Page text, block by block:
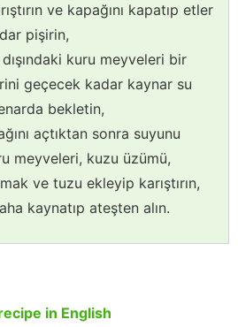
ve kapağını kapatıp etler
pişirin,
kuru meyveleri bir
geçecek kadar kaynar su
bekletin,
açtıktan sonra suyunu
meyveleri, kuzu üzümü,
ve tuzu ekleyip karıştırın,
kaynatıp ateşten alın.
in English